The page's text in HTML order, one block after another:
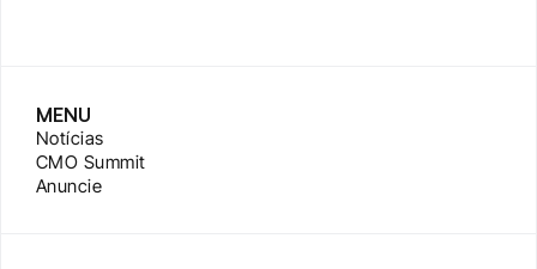
MENU
Notícias
CMO Summit
Anuncie